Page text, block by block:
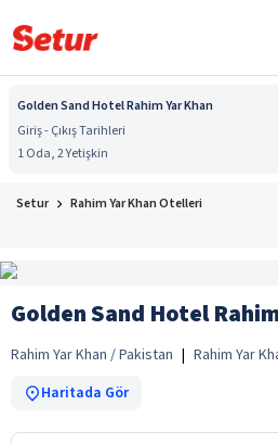
Golden Sand Hotel Rahim Yar Khan
Giriş - Çıkış Tarihleri
1 Oda, 2 Yetişkin
Setur Rahim Yar Khan Otelleri
Golden Sand Hotel
Rahim Yar Khan / Pakistan | Rahim Yar
Haritada Gör